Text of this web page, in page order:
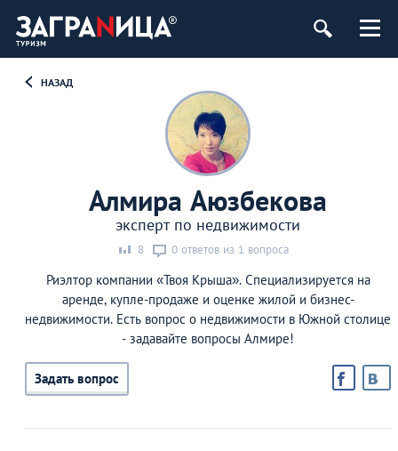
НАЗАД
Алмира Аюзбекова
эксперт по недвижимости
8 0 ответов из 1 вопроса
Риэлтор компании «Твоя Крыша». Специализируется на
аренде, купле-продаже и оценке жилой и бизнес-
недвижимости. Есть вопрос о недвижимости в Южной столице
- задавайте вопросы Алмире!
Задать вопрос